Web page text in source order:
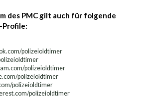
des PMC gilt auch für folgende
Profile:
polizeioldtimer
polizeioldtimer
polizeioldtimer
polizeioldtimer
polizeioldtimer